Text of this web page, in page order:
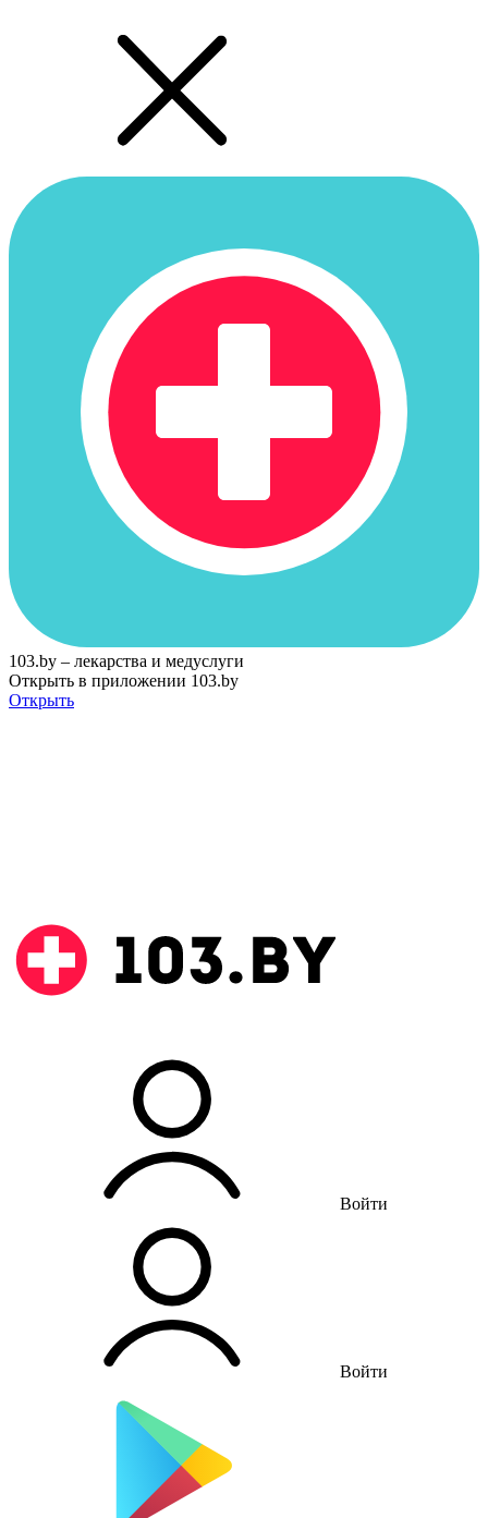
103.by – лекарства и медуслуги
Открыть в приложении 103.by
Открыть
Войти
Войти